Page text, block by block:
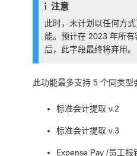
注意
此时，未计划以任何方
能。预计在 2023 年所
后，此字段最终将弃用。
此功能最多支持 5 个同类型
标准会计提取 v.2
标准会计提取 v.3
Expense Pay /员工报